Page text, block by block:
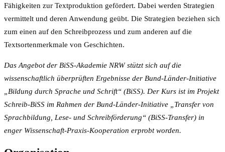
Fähigkeiten zur Textproduktion gefördert. Dabei werden Strategien
vermittelt und deren Anwendung geübt. Die Strategien beziehen sich
zum einen auf den Schreibprozess und zum anderen auf die
Textsortenmerkmale von Geschichten.
Das Angebot der BiSS-Akademie NRW stützt sich auf die
wissenschaftlich überprüften Ergebnisse der Bund-Länder-Initiative
„Bildung durch Sprache und Schrift“ (BiSS). Der Kurs ist im Projekt
Schreib-BiSS im Rahmen der Bund-Länder-Initiative „Transfer von
Sprachbildung, Lese- und Schreibförderung“ (BiSS-Transfer) in
enger Wissenschaft-Praxis-Kooperation erprobt worden.